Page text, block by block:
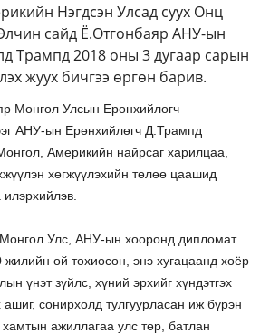
Нэгдсэн Улсад суух Онц
сайд Ё.Отгонбаяр АНУ-ын
Трампд 2018 оны 3 дугаар сарын
жуух бичгээ өргөн барив.
Монгол Улсын Ерөнхийлөгч
АНУ-ын Ерөнхийлөгч Д.Трампд
Америкийн найрсаг харилцаа,
хөгжүүлэхийн төлөө цаашид
Улс, АНУ-ын хооронд дипломат
жилийн ой тохиосон, энэ хугацаанд хоёр
үнэт зүйлс, хүний эрхийг хүндэтгэх
ашиг, сонирхолд тулгуурласан иж бүрэн
ажиллагаа улс төр, батлан